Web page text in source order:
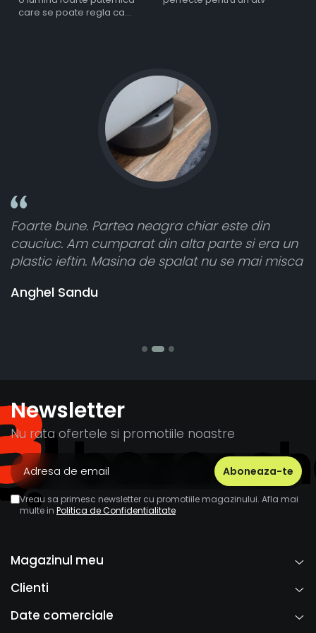
care se poate regla ca
Anghel Sandu
Foarte bune. Partea neagra chiar este din
cauciuc. Am cumparat din alta parte si era un
plastic ieftin. Masina de spalat nu se mai misca
Newsletter
Nu rata ofertele si promotiile noastre
Vreau sa primesc newsletter cu promotiile magazinului. Afla mai
multe in Politica de Confidentialitate
Magazinul meu
Clienti
Date comerciale